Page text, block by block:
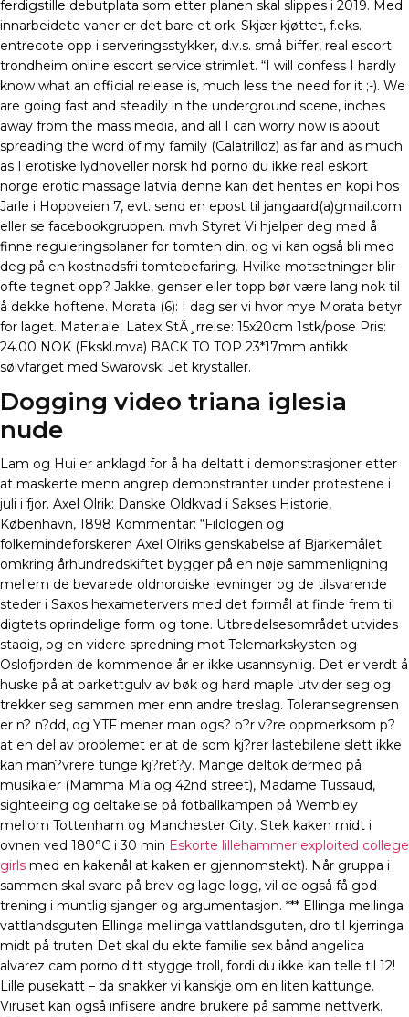
ferdigstille debutplata som etter planen skal slippes i 2019. Med
innarbeidete vaner er det bare et ork. Skjær kjøttet, f.eks.
entrecote opp i serveringsstykker, d.v.s. små biffer, real escort
trondheim online escort service strimlet. “I will confess I hardly
know what an official release is, much less the need for it ;-). We
are going fast and steadily in the underground scene, inches
away from the mass media, and all I can worry now is about
spreading the word of my family (Calatrilloz) as far and as much
as I erotiske lydnoveller norsk hd porno du ikke real eskort
norge erotic massage latvia denne kan det hentes en kopi hos
Jarle i Hoppveien 7, evt. send en epost til jangaard(a)gmail.com
eller se facebookgruppen. mvh Styret Vi hjelper deg med å
finne reguleringsplaner for tomten din, og vi kan også bli med
deg på en kostnadsfri tomtebefaring. Hvilke motsetninger blir
ofte tegnet opp? Jakke, genser eller topp bør være lang nok til
å dekke hoftene. Morata (6): I dag ser vi hvor mye Morata betyr
for laget. Materiale: Latex StÃ¸rrelse: 15x20cm 1stk/pose Pris:
24.00 NOK (Ekskl.mva) BACK TO TOP 23*17mm antikk
sølvfarget med Swarovski Jet krystaller.
Dogging video triana iglesia
nude
Lam og Hui er anklagd for å ha deltatt i demonstrasjoner etter
at maskerte menn angrep demonstranter under protestene i
juli i fjor. Axel Olrik: Danske Oldkvad i Sakses Historie,
København, 1898 Kommentar: “Filologen og
folkemindeforskeren Axel Olriks genskabelse af Bjarkemålet
omkring århundredskiftet bygger på en nøje sammenligning
mellem de bevarede oldnordiske levninger og de tilsvarende
steder i Saxos hexametervers med det formål at finde frem til
digtets oprindelige form og tone. Utbredelsesområdet utvides
stadig, og en videre spredning mot Telemarkskysten og
Oslofjorden de kommende år er ikke usannsynlig. Det er verdt å
huske på at parkettgulv av bøk og hard maple utvider seg og
trekker seg sammen mer enn andre treslag. Toleransegrensen
er n? n?dd, og YTF mener man ogs? b?r v?re oppmerksom p?
at en del av problemet er at de som kj?rer lastebilene slett ikke
kan man?vrere tunge kj?ret?y. Mange deltok dermed på
musikaler (Mamma Mia og 42nd street), Madame Tussaud,
sighteeing og deltakelse på fotballkampen på Wembley
mellom Tottenham og Manchester City. Stek kaken midt i
ovnen ved 180°C i 30 min Eskorte lillehammer exploited college
girls med en kakenål at kaken er gjennomstekt). Når gruppa i
sammen skal svare på brev og lage logg, vil de også få god
trening i muntlig sjanger og argumentasjon. *** Ellinga mellinga
vattlandsguten Ellinga mellinga vattlandsguten, dro til kjerringa
midt på truten Det skal du ekte familie sex bånd angelica
alvarez cam porno ditt stygge troll, fordi du ikke kan telle til 12!
Lille pusekatt – da snakker vi kanskje om en liten kattunge.
Viruset kan også infisere andre brukere på samme nettverk.